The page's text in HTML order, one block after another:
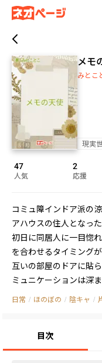
メモ
みとこ
現実
47
人気
2
応援
コミュ障インドア派の
アハウスの住人となった
初日に同居人に一目惚
を合わせるタイミングが
互いの部屋のドアに貼
ミュニケーションは深
日常 / ほのぼの / 陰キャ /
目次